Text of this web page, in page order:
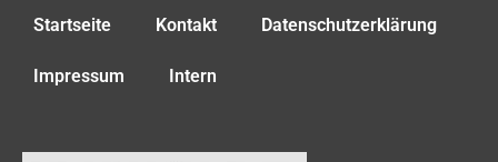
Startseite Kontakt Datenschutzerklärung
Impressum Intern